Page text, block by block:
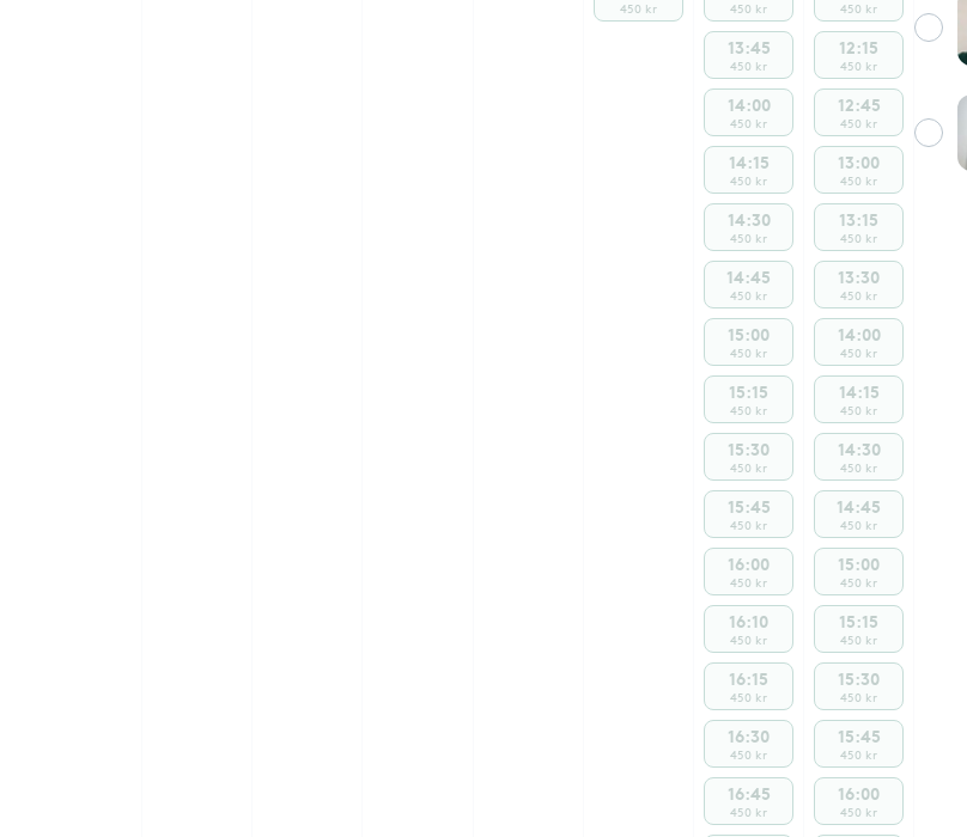
450 kr 450 kr
13:45
450 kr
14:00
450 kr
14:15
450 kr
14:30
450 kr
14:45
450 kr
15:00
450 kr
15:15
450 kr
15:30
450 kr
15:45
450 kr
16:00
450 kr
16:10
450 kr
16:15
450 kr
16:30
450 kr
16:45
450 kr
450 kr
12:15
450 kr
12:45
450 kr
13:00
450 kr
13:15
450 kr
13:30
450 kr
14:00
450 kr
14:15
450 kr
14:30
450 kr
14:45
450 kr
15:00
450 kr
15:15
450 kr
15:30
450 kr
15:45
450 kr
16:00
450 kr